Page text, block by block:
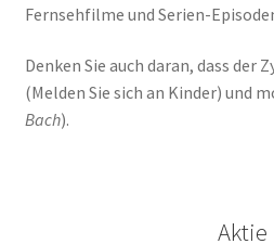
Fernsehfilme und Serien-
Denken Sie auch daran, dass der
(Melden Sie sich an Kinder) und
Bach).
Aktie